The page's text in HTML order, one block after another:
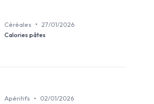
Céréales • 27/01/2026
Calories pâtes
Apéritifs •
02/01/2026